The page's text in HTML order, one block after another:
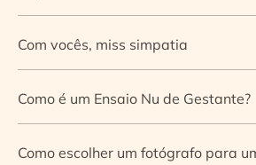
Com vocês, miss simpatia
Como é um Ensaio Nu de Gestante?
Como escolher um fotógrafo para